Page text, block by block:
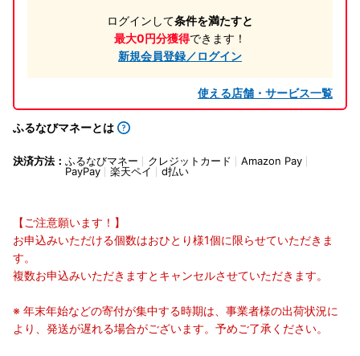
ログインして条件を満たすと
最大0円分獲得できます！
新規会員登録／ログイン
使える店舗・サービス一覧
ふるなびマネーとは
決済方法： ふるなびマネー クレジットカード
Amazon Pay
PayPay
楽天ペイ d払い
【ご注意願います！】
お申込みいただける個数はおひとり様1個に限らせていただきま
す。
複数お申込みいただきますとキャンセルさせていただきます。
※ 年末年始などの寄付が集中する時期は、事業者様の出荷状況に
より、発送が遅れる場合がございます。予めご了承ください。